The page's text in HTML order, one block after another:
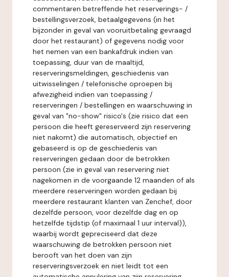
commentaren betreffende het reserverings- /
bestellingsverzoek, betaalgegevens (in het
bijzonder in geval van vooruitbetaling gevraagd
door het restaurant) of gegevens nodig voor
het nemen van een bankafdruk indien van
toepassing, duur van de maaltijd,
reserveringsmeldingen, geschiedenis van
uitwisselingen / telefonische oproepen bij
afwezigheid indien van toepassing /
reserveringen / bestellingen en waarschuwing in
geval van "no-show" risico's (zie risico dat een
persoon die heeft gereserveerd zijn reservering
niet nakomt) die automatisch, objectief en
gebaseerd is op de geschiedenis van
reserveringen gedaan door de betrokken
persoon (zie in geval van reservering niet
nagekomen in de voorgaande 12 maanden of als
meerdere reserveringen worden gedaan bij
meerdere restaurant klanten van Zenchef, door
dezelfde persoon, voor dezelfde dag en op
hetzelfde tijdstip (of maximaal 1 uur interval)),
waarbij wordt gepreciseerd dat deze
waarschuwing de betrokken persoon niet
berooft van het doen van zijn
reserveringsverzoek en niet leidt tot een